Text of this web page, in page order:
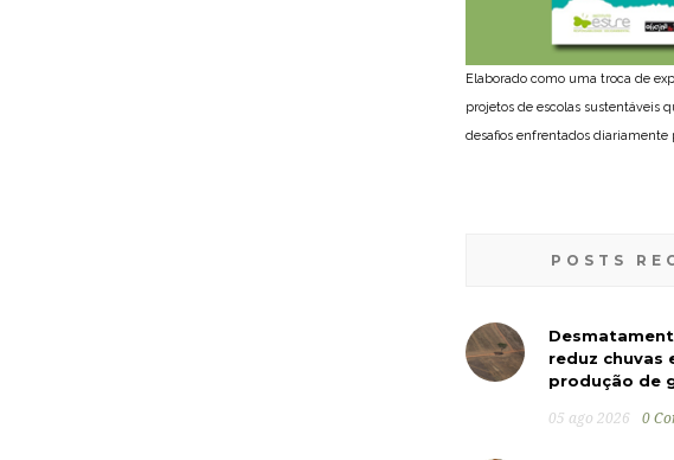
Elaborado como uma troca de
projetos de escolas sustentáveis
desafios enfrentados diariamente
POSTS
reduz chuvas
produção de
05 ago 2026 0